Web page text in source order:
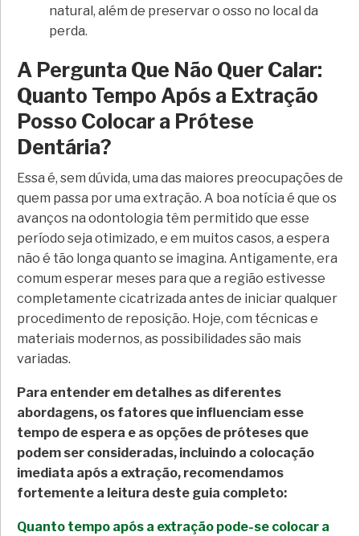
natural, além de preservar o osso no local da
perda.
A Pergunta Que Não Quer Calar:
Quanto Tempo Após a Extração
Posso Colocar a Prótese
Dentária?
Essa é, sem dúvida, uma das maiores preocupações de
quem passa por uma extração. A boa notícia é que os
avanços na odontologia têm permitido que esse
período seja otimizado, e em muitos casos, a espera
não é tão longa quanto se imagina. Antigamente, era
comum esperar meses para que a região estivesse
completamente cicatrizada antes de iniciar qualquer
procedimento de reposição. Hoje, com técnicas e
materiais modernos, as possibilidades são mais
variadas.
Para entender em detalhes as diferentes
abordagens, os fatores que influenciam esse
tempo de espera e as opções de próteses que
podem ser consideradas, incluindo a colocação
imediata após a extração, recomendamos
fortemente a leitura deste guia completo:
Quanto tempo após a extração pode-se colocar a